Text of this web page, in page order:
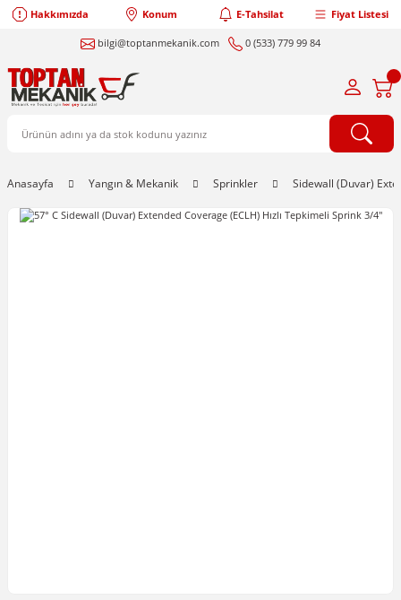
Hakkımızda Konum E-Tahsilat Fiyat Listesi
bilgi@toptanmekanik.com 0 (533) 779 99 84
Anasayfa Yangın & Mekanik Sprinkler Sidewall (Duvar)